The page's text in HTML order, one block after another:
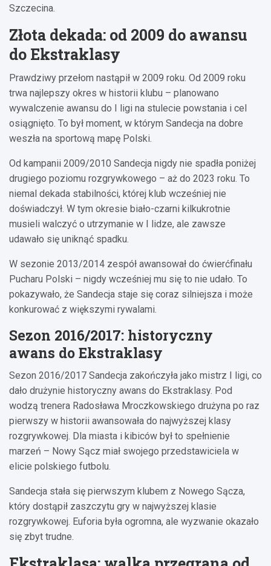
Szczecina.
Złota dekada: od 2009 do awansu
do Ekstraklasy
Prawdziwy przełom nastąpił w 2009 roku. Od 2009 roku
trwa najlepszy okres w historii klubu – planowano
wywalczenie awansu do I ligi na stulecie powstania i cel
osiągnięto. To był moment, w którym Sandecja na dobre
weszła na sportową mapę Polski.
Od kampanii 2009/2010 Sandecja nigdy nie spadła poniżej
drugiego poziomu rozgrywkowego – aż do 2023 roku. To
niemal dekada stabilności, której klub wcześniej nie
doświadczył. W tym okresie biało-czarni kilkukrotnie
musieli walczyć o utrzymanie w I lidze, ale zawsze
udawało się uniknąć spadku.
W sezonie 2013/2014 zespół awansował do ćwierćfinału
Pucharu Polski – nigdy wcześniej mu się to nie udało. To
pokazywało, że Sandecja staje się coraz silniejsza i może
konkurować z większymi rywalami.
Sezon 2016/2017: historyczny
awans do Ekstraklasy
Sezon 2016/2017 Sandecja zakończyła jako mistrz I ligi, co
dało drużynie historyczny awans do Ekstraklasy. Pod
wodzą trenera Radosława Mroczkowskiego drużyna po raz
pierwszy w historii awansowała do najwyższej klasy
rozgrywkowej. Dla miasta i kibiców był to spełnienie
marzeń – Nowy Sącz miał swojego przedstawiciela w
elicie polskiego futbolu.
Sandecja stała się pierwszym klubem z Nowego Sącza,
który dostąpił zaszczytu gry w najwyższej klasie
rozgrywkowej. Euforia była ogromna, ale wyzwanie okazało
się zbyt trudne.